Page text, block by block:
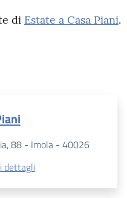
di Estate a Casa Piani.
88 - Imola - 40026
dettagli